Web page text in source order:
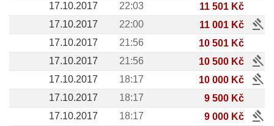
17.10.2017 22:03
11 501 Kč
17.10.2017
22:00 11 001 Kč gavel
17.10.2017 21:56
10 501 Kč
17.10.2017
21:56 10 500 Kč gavel
17.10.2017 18:17 10 000 Kč gavel
17.10.2017 18:17
9 500 Kč
17.10.2017
18:17 9 000 Kč
gavel